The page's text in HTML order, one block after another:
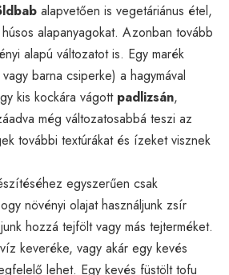
alapvetően is vegetáriánus étel,
alapanyagokat. Azonban tovább
alapú változatot is. Egy marék
barna csiperke) a hagymával
kis kockára vágott padlizsán,
még változatosabbá teszi az
további textúrákat és ízeket visznek
egyszerűen csak
növényi olajat használjunk zsír
hozzá tejfölt vagy más tejterméket.
keveréke, vagy akár egy kevés
lehet. Egy kevés füstölt tofu